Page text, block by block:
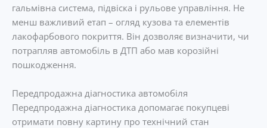
гальмівна система, підвіска і рульове управління. Не
менш важливий етап – огляд кузова та елементів
лакофарбового покриття. Він дозволяє визначити, чи
потрапляв автомобіль в ДТП або мав корозійні
пошкодження.
Передпродажна діагностика автомобіля
Передпродажна діагностика допомагає покупцеві
отримати повну картину про технічний стан